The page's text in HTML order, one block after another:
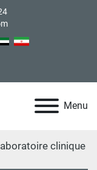
Menu
clinique